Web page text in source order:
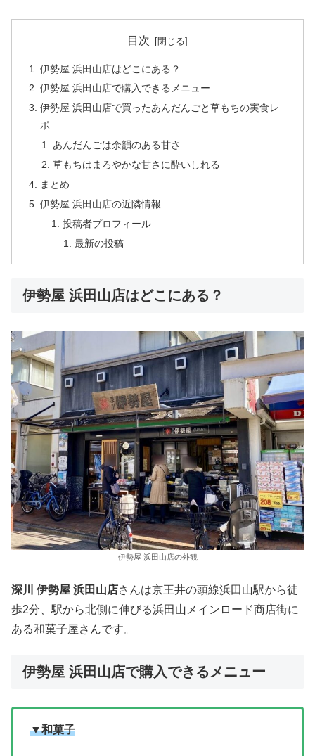
目次
伊勢屋 浜田山店はどこにある？
伊勢屋 浜田山店で購入できるメニュー
伊勢屋 浜田山店で買ったあんだんごと草もちの実食レ
ポ
あんだんごは余韻のある甘さ
草もちはまろやかな甘さに酔いしれる
まとめ
伊勢屋 浜田山店の近隣情報
投稿者プロフィール
最新の投稿
伊勢屋 浜田山店はどこにある？
伊勢屋 浜田山店の外観
深川 伊勢屋 浜田山店さんは京王井の頭線浜田山駅から徒
歩2分、駅から北側に伸びる浜田山メインロード商店街に
ある和菓子屋さんです。
伊勢屋 浜田山店で購入できるメニュー
▼和菓子